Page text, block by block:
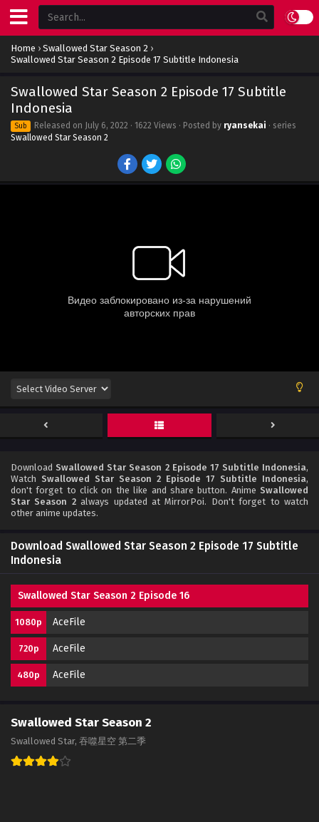
Home › Swallowed Star Season 2 ›
Swallowed Star Season 2 Episode 17 Subtitle Indonesia
Swallowed Star Season 2 Episode 17 Subtitle
Indonesia
Sub Released on July 6, 2022 · 1622 Views · Posted by ryansekai · series
Swallowed Star Season 2
Download Swallowed Star Season 2 Episode 17 Subtitle Indonesia,
Watch Swallowed Star Season 2 Episode 17 Subtitle Indonesia,
don't forget to click on the like and share button. Anime Swallowed
Star Season 2always updated at MirrorPoi. Don't forget to watch
other anime updates.
Download Swallowed Star Season 2 Episode 17 Subtitle
Indonesia
Swallowed Star Season 2 Episode 16
1080p AceFile
720p AceFile
480p AceFile
Swallowed Star Season 2
Swallowed Star, 吞噬星空 第二季